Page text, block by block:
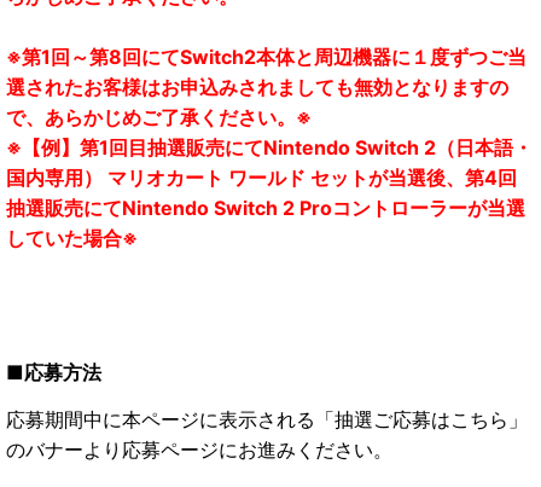
※第1回～第8回にてSwitch2本体と周辺機器に１度ずつご当
選されたお客様はお申込みされましても無効となりますの
で、あらかじめご了承ください。※
※【例】第1回目抽選販売にてNintendo Switch 2（日本語・
国内専用） マリオカート ワールド セットが当選後、第4回
抽選販売にてNintendo Switch 2 Proコントローラーが当選
していた場合※
■応募方法
応募期間中に本ページに表示される「抽選ご応募はこちら」
のバナーより応募ページにお進みください。